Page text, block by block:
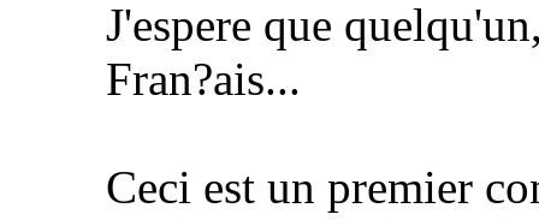
J'espere que
Fran?ais...
Ceci est un premier